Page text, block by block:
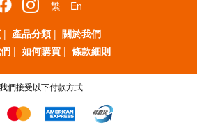
繁
En
| 產品分類 | 關於我們
| 如何購買 | 條款細則
我們接受以下付款方式